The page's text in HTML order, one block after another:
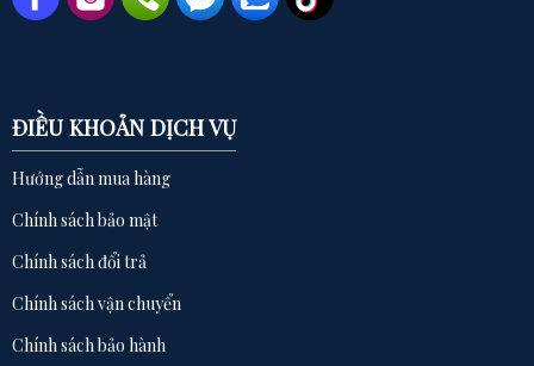
ĐIỀU KHOẢN DỊCH VỤ
Hướng dẫn mua hàng
Chính sách bảo mật
Chính sách đổi trả
Chính sách vận chuyển
Chính sách bảo hành